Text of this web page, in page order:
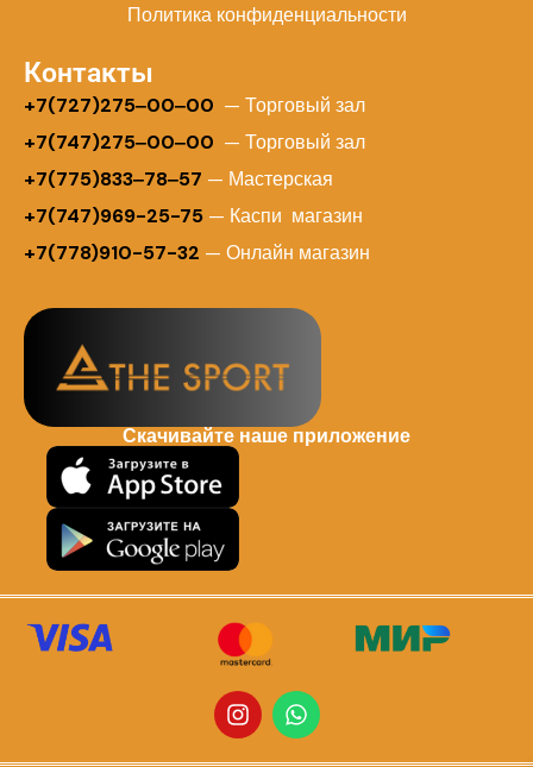
Политика конфиденциальности
Контакты
+7(727)275‒00‒00 — Торговый зал
+7(747)275‒00‒00 — Торговый зал
+7(775)833‒78‒57 — Мастерская
+7(747)969-25-75 — Каспи магазин
+7(778)910-57-32 — Онлайн магазин
Скачивайте наше приложение